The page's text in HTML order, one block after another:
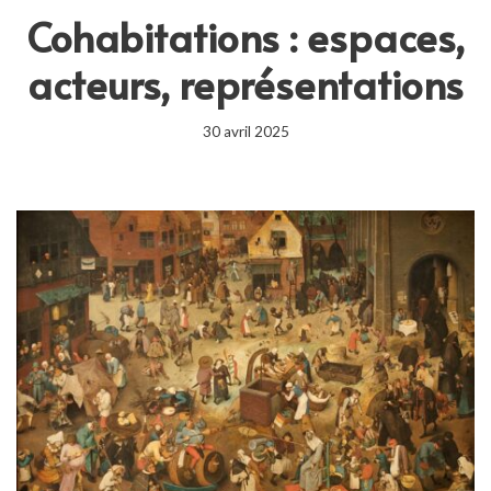
Cohabitations : espaces,
acteurs, représentations
30 avril 2025